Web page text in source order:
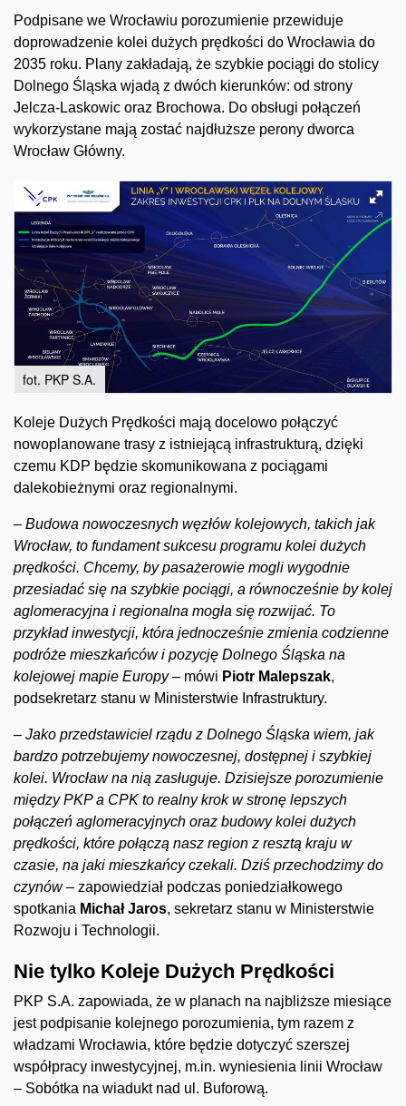
Podpisane we Wrocławiu porozumienie przewiduje
doprowadzenie kolei dużych prędkości do Wrocławia do
2035 roku. Plany zakładają, że szybkie pociągi do stolicy
Dolnego Śląska wjadą z dwóch kierunków: od strony
Jelcza-Laskowic oraz Brochowa. Do obsługi połączeń
wykorzystane mają zostać najdłuższe perony dworca
Wrocław Główny.
fot. PKP S.A.
Koleje Dużych Prędkości mają docelowo połączyć
nowoplanowane trasy z istniejącą infrastrukturą, dzięki
czemu KDP będzie skomunikowana z pociągami
dalekobieżnymi oraz regionalnymi.
– Budowa nowoczesnych węzłów kolejowych, takich jak
Wrocław, to fundament sukcesu programu kolei dużych
prędkości. Chcemy, by pasażerowie mogli wygodnie
przesiadać się na szybkie pociągi, a równocześnie by kolej
aglomeracyjna i regionalna mogła się rozwijać. To
przykład inwestycji, która jednocześnie zmienia codzienne
podróże mieszkańców i pozycję Dolnego Śląska na
kolejowej mapie Europy – mówi Piotr Malepszak,
podsekretarz stanu w Ministerstwie Infrastruktury.
– Jako przedstawiciel rządu z Dolnego Śląska wiem, jak
bardzo potrzebujemy nowoczesnej, dostępnej i szybkiej
kolei. Wrocław na nią zasługuje. Dzisiejsze porozumienie
między PKP a CPK to realny krok w stronę lepszych
połączeń aglomeracyjnych oraz budowy kolei dużych
prędkości, które połączą nasz region z resztą kraju w
czasie, na jaki mieszkańcy czekali. Dziś przechodzimy do
czynów – zapowiedział podczas poniedziałkowego
spotkania Michał Jaros, sekretarz stanu w Ministerstwie
Rozwoju i Technologii.
Nie tylko Koleje Dużych Prędkości
PKP S.A. zapowiada, że w planach na najbliższe miesiące
jest podpisanie kolejnego porozumienia, tym razem z
władzami Wrocławia, które będzie dotyczyć szerszej
współpracy inwestycyjnej, m.in. wyniesienia linii Wrocław
– Sobótka na wiadukt nad ul. Buforową.